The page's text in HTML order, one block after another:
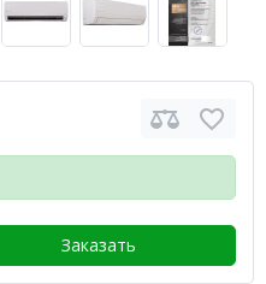
Заказать